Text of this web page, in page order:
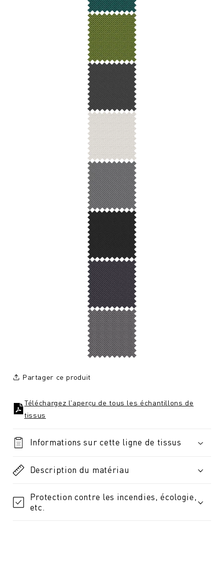
Partager ce produit
Téléchargez l'aperçu de tous les échantillons de
tissus
Informations sur cette ligne de tissus
Description du matériau
Protection contre les incendies, écologie,
etc.